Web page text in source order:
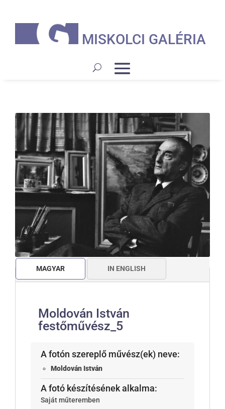
MISKOLCI GALÉRIA
MAGYAR IN ENGLISH
Moldován István
festőművész_5
A fotón szereplő művész(ek) neve:
Moldován István
A fotó készítésének alkalma:
Saját műteremben